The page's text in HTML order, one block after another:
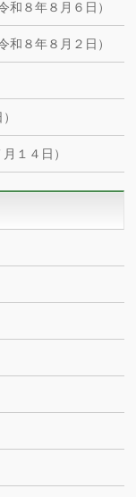
８年８月６日）
８月２日）
１４日）